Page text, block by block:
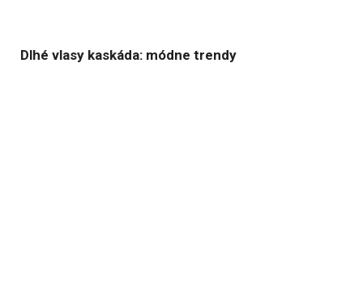
Dlhé vlasy kaskáda: módne trendy